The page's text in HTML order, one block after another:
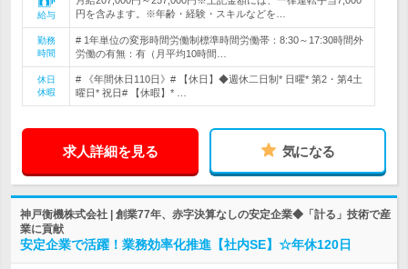
給与
円を含みます。※年齢・経験・スキルなどを…
勤務
時間
# 1年単位の変形時間労働制標準時間労働帯：8:30～17:30時間外
労働の有無：有（月平均10時間…
休日
休暇
# 《年間休日110日》# 【休日】◆週休二日制* 日曜* 第2・第4土
曜日* 祝日# 【休暇】* …
求人詳細を見る 気になる
神戸衡機株式会社 | 創業77年、赤字決算なしの安定企業◆「計る」技術で産
業に貢献
安定企業で活躍！業務効率化推進【社内SE】☆年休120日